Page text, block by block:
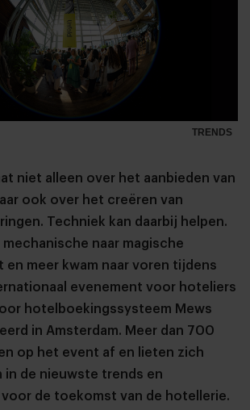
TRENDS
niet alleen over het aanbieden van
ook over het creëren van
Techniek kan daarbij helpen.
mechanische naar magische
en meer kwam naar voren tijdens
evenement voor hoteliers
hotelboekingssysteem Mews
in Amsterdam. Meer dan 700
op het event af en lieten zich
in de nieuwste trends en
de toekomst van de hotellerie.